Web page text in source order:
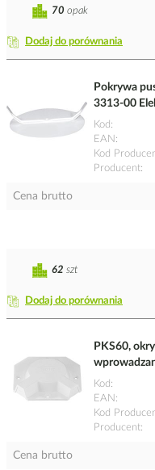
Dodaj do porównania
70 opak
Pokrywa
3313-00
Kod
EAN
Kod
Producent
Cena brutto
Dodaj do porównania
62 szt
PKS60,
Kod
EAN
Kod
Producent
Cena brutto